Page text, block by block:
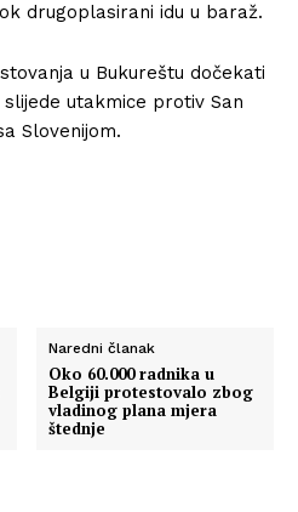
drugoplasirani idu u baraž.
u Bukureštu dočekati
utakmice protiv San
Slovenijom.
Naredni članak
Oko 60.000 radnika u
Belgiji protestovalo zbog
vladinog plana mjera
štednje